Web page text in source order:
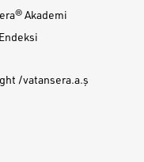
Akademi
/vatansera.a.ş